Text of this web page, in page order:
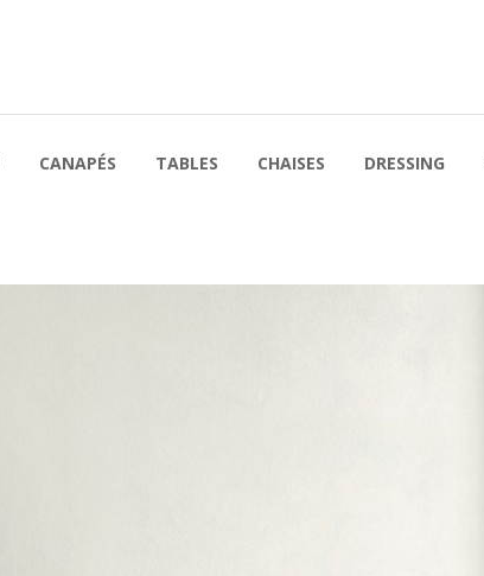
CANAPÉS TABLES CHAISES DRESSING